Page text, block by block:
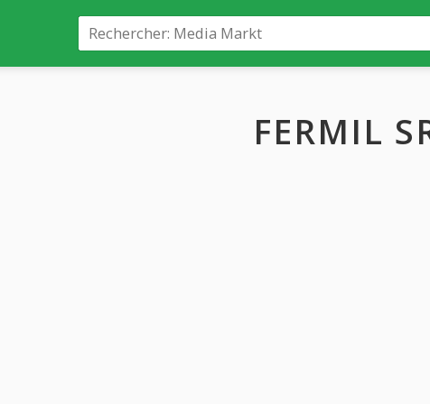
FERMIL